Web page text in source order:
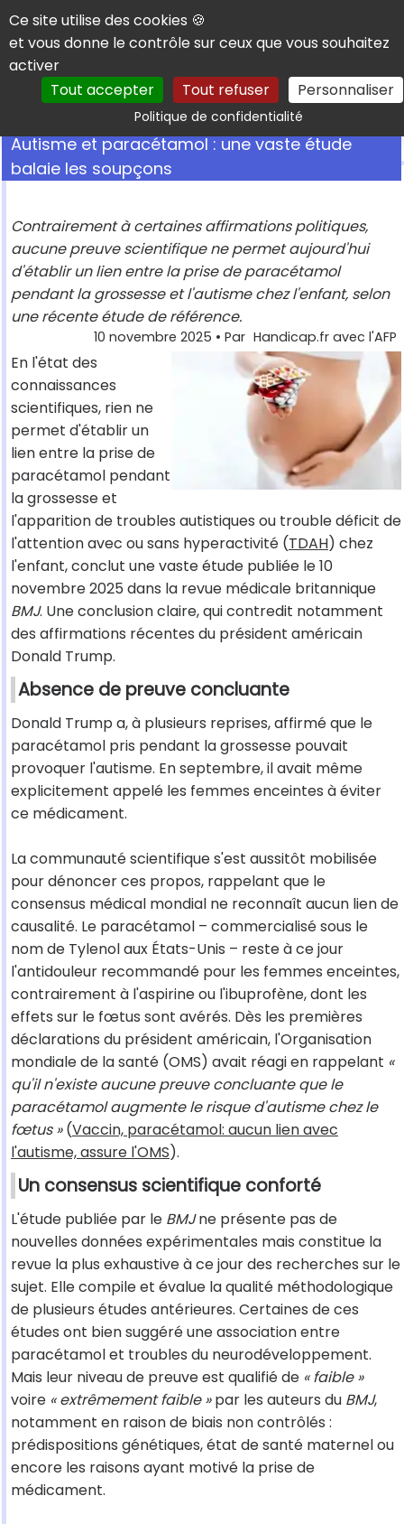
Panneau de gestion des cookies
Ce site utilise des cookies 🍪
et vous donne le contrôle sur ceux que vous souhaitez
activer
Tout accepter
Tout refuser Personnaliser
Politique de confidentialitéRechercher
Autisme et paracétamol : une vaste étude
balaie les soupçons
Contrairement à certaines affirmations politiques,
aucune preuve scientifique ne permet aujourd'hui
d'établir un lien entre la prise de paracétamol
pendant la grossesse et l'autisme chez l'enfant, selon
une récente étude de référence.
10 novembre 2025 • Par Handicap.fr avec l'AFP
En l'état des
connaissances
scientifiques, rien ne
permet d'établir un
lien entre la prise de
paracétamol pendant
la grossesse et
l'apparition de troubles autistiques ou trouble déficit de
l'attention avec ou sans hyperactivité (TDAH) chez
l'enfant, conclut une vaste étude publiée le 10
novembre 2025 dans la revue médicale britannique
BMJ. Une conclusion claire, qui contredit notamment
des affirmations récentes du président américain
Donald Trump.
Absence de preuve concluante
Donald Trump a, à plusieurs reprises, affirmé que le
paracétamol pris pendant la grossesse pouvait
provoquer l'autisme. En septembre, il avait même
explicitement appelé les femmes enceintes à éviter
ce médicament.
La communauté scientifique s'est aussitôt mobilisée
pour dénoncer ces propos, rappelant que le
consensus médical mondial ne reconnaît aucun lien de
causalité. Le paracétamol – commercialisé sous le
nom de Tylenol aux États-Unis – reste à ce jour
l'antidouleur recommandé pour les femmes enceintes,
contrairement à l'aspirine ou l'ibuprofène, dont les
effets sur le fœtus sont avérés. Dès les premières
déclarations du président américain, l'Organisation
mondiale de la santé (OMS) avait réagi en rappelant «
qu'il n'existe aucune preuve concluante que le
paracétamol augmente le risque d'autisme chez le
fœtus »(Vaccin, paracétamol: aucun lien avec
l'autisme, assure l'OMS).
Un consensus scientifique conforté
L'étude publiée par le BMJne présente pas de
nouvelles données expérimentales mais constitue la
revue la plus exhaustive à ce jour des recherches sur le
sujet. Elle compile et évalue la qualité méthodologique
de plusieurs études antérieures. Certaines de ces
études ont bien suggéré une association entre
paracétamol et troubles du neurodéveloppement.
Mais leur niveau de preuve est qualifié de « faible »
voire « extrêmement faible »par les auteurs du BMJ,
notamment en raison de biais non contrôlés :
prédispositions génétiques, état de santé maternel ou
encore les raisons ayant motivé la prise de
médicament.